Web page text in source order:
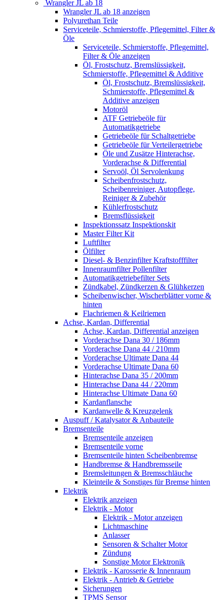
Wrangler JL ab 18
Wrangler JL ab 18 anzeigen
Polyurethan Teile
Serviceteile, Schmierstoffe, Pflegemittel, Filter &
Öle
Serviceteile, Schmierstoffe, Pflegemittel,
Filter & Öle anzeigen
Öl, Frostschutz, Bremslüssigkeit,
Schmierstoffe, Pflegemittel & Additive
Öl, Frostschutz, Bremslüssigkeit,
Schmierstoffe, Pflegemittel &
Additive anzeigen
Motoröl
ATF Getriebeöle für
Automatikgetriebe
Getriebeöle für Schaltgetriebe
Getriebeöle für Verteilergetriebe
Öle und Zusätze Hinterachse,
Vorderachse & Differential
Servoöl, Öl Servolenkung
Scheibenfrostschutz,
Scheibenreiniger, Autopflege,
Reiniger & Zubehör
Kühlerfrostschutz
Bremsflüssigkeit
Inspektionssatz Inspektionskit
Master Filter Kit
Luftfilter
Ölfilter
Diesel- & Benzinfilter Kraftstofffilter
Innenraumfilter Pollenfilter
Automatikgetriebefilter Sets
Zündkabel, Zündkerzen & Glühkerzen
Scheibenwischer, Wischerblätter vorne &
hinten
Flachriemen & Keilriemen
Achse, Kardan, Differential
Achse, Kardan, Differential anzeigen
Vorderachse Dana 30 / 186mm
Vorderachse Dana 44 / 210mm
Vorderachse Ultimate Dana 44
Vorderachse Ultimate Dana 60
Hinterachse Dana 35 / 200mm
Hinterachse Dana 44 / 220mm
Hinterachse Ultimate Dana 60
Kardanflansche
Kardanwelle & Kreuzgelenk
Auspuff / Katalysator & Anbauteile
Bremsenteile
Bremsenteile anzeigen
Bremsenteile vorne
Bremsenteile hinten Scheibenbremse
Handbremse & Handbremsseile
Bremsleitungen & Bremsschläuche
Kleinteile & Sonstiges für Bremse hinten
Elektrik
Elektrik anzeigen
Elektrik - Motor
Elektrik - Motor anzeigen
Lichtmaschine
Anlasser
Sensoren & Schalter Motor
Zündung
Sonstige Motor Elektronik
Elektrik - Karosserie & Innenraum
Elektrik - Antrieb & Getriebe
Sicherungen
TPMS Sensor